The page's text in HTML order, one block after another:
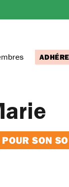
SON